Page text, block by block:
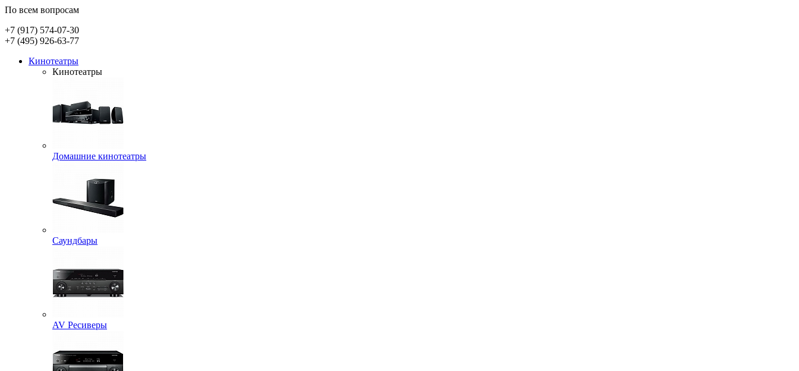
По всем вопросам
+7 (917) 574-07-30
+7 (495) 926-63-77
Кинотеатры
Кинотеатры
Домашние кинотеатры
Саундбары
AV Ресиверы